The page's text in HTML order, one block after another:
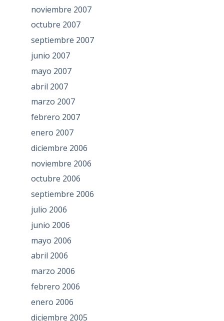
noviembre 2007
octubre 2007
septiembre 2007
junio 2007
mayo 2007
abril 2007
marzo 2007
febrero 2007
enero 2007
diciembre 2006
noviembre 2006
octubre 2006
septiembre 2006
julio 2006
junio 2006
mayo 2006
abril 2006
marzo 2006
febrero 2006
enero 2006
diciembre 2005